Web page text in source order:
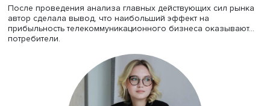
Можно заключить, что после каждого кризисного
рынок искусства демонстрирует способность к
восстановлению и адаптации, что делает его
привлекательным активом в портфеле инвестора,
подчеркнула Арина. Однако, предупредила она,
итоги воздействия кризиса 2022 года на динамику цен
произведений искусства пока рано — прошло еще
недостаточно времени.